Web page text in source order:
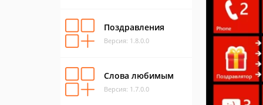
Поздравления
Версия: 1.8.0.0
Слова любимым
Версия: 1.7.0.0